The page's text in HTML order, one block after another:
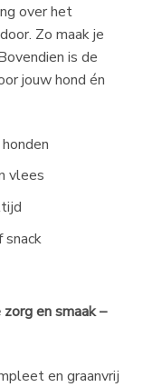
over het
Zo maak je
is de
jouw hond én
vlees
snack
en smaak –
en graanvrij